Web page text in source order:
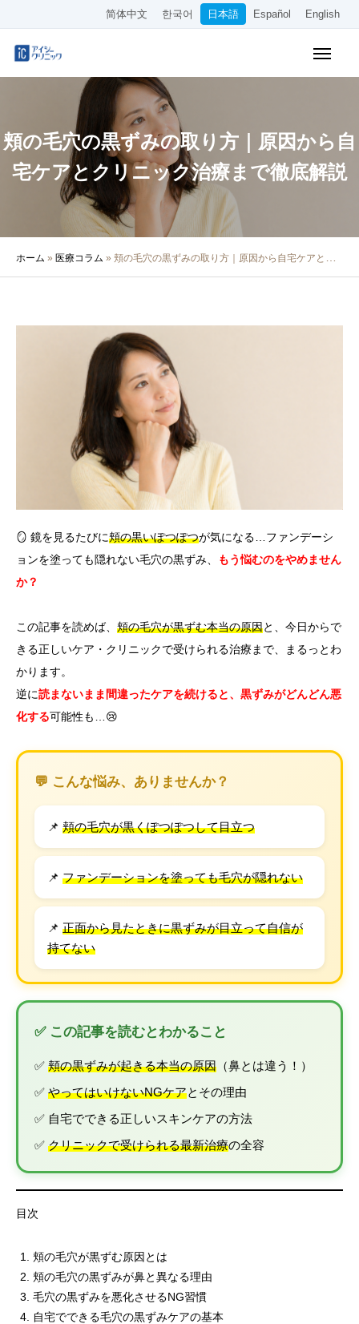
简体中文 한국어 日本語 Español English
頬の毛穴の黒ずみの取り方｜原因から自
宅ケアとクリニック治療まで徹底解説
ホーム » 医療コラム » 頬の毛穴の黒ずみの取り方｜原因から自宅ケアとクリニック治療まで徹底解説
🪞 鏡を見るたびに頬の黒いぽつぽつが気になる…ファンデーシ
ョンを塗っても隠れない毛穴の黒ずみ、
もう悩むのをやめません
か？
この記事を読めば、 頬の毛穴が黒ずむ本当の原因と、今日からで
きる正しいケア・クリニックで受けられる治療まで、まるっとわ
かります。
逆に読まないまま間違ったケアを続けると、黒ずみがどんどん悪
化する可能性も…😢
💬 こんな悩み、ありませんか？
📌 頬の毛穴が黒くぽつぽつして目立つ
📌 ファンデーションを塗っても毛穴が隠れない
📌 正面から見たときに黒ずみが目立って自信が
持てない
✅ この記事を読むとわかること
✅ 頬の黒ずみが起きる本当の原因 （鼻とは違う！）
✅ やってはいけないNGケアとその理由
✅ 自宅でできる正しいスキンケアの方法
✅ クリニックで受けられる最新治療の全容
目次
頬の毛穴が黒ずむ原因とは
頬の毛穴の黒ずみが鼻と異なる理由
毛穴の黒ずみを悪化させるNG習慣
自宅でできる毛穴の黒ずみケアの基本
アクセス
クリニック紹介
診療内容
院長・医師の紹介
한국어 日本語